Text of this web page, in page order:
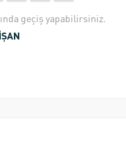
geçiş yapabilirsiniz.